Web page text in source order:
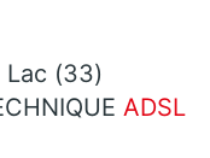
Lac (33)
ADSL